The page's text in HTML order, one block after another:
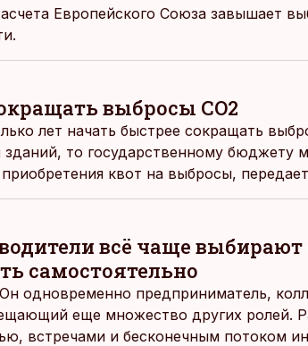
Европейского Союза завышает
выбросы CO2
лет начать быстрее сокращать
зданий, то государственному бюджету
квот на выбросы, передает
всё чаще
самостоятельно
одновременно предприниматель,
еще множество других ролей.
встречами и бесконечным потоком